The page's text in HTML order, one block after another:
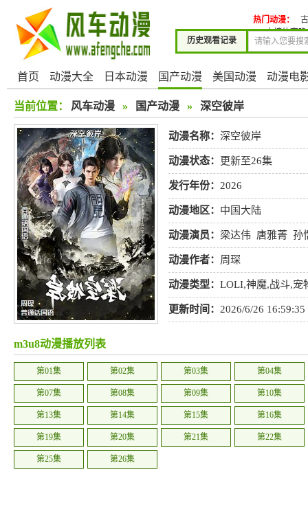
历史观看记录
热门动漫：
交缠的夜晚
首页 动漫大全 日本动漫 国产动漫 美国动漫 动漫电
当前位置： 风车动漫 » 国产动漫 » 深空彼岸
动漫名称： 深空彼岸
动漫状态： 更新至26集
发行年份： 2026
动漫地区： 中国大陆
动漫演员： 梁达伟 唐雅菁 孙
航 桑毓泽 伍凯立
动漫作者： 周琛
动漫类型： LOLI,神魔,战斗,宠
奇幻,动作, 动画
更新时间： 2026/6/26 16:59:35
m3u8动漫播放列表
第01集 第02集 第03集 第04集
第07集 第08集 第09集 第10集
第13集 第14集 第15集 第16集
第19集 第20集 第21集 第22集
第25集 第26集